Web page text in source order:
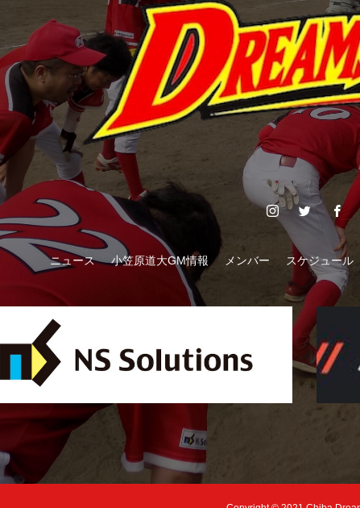
ニュース 小笠原道大GM情報 メンバー スケジュール